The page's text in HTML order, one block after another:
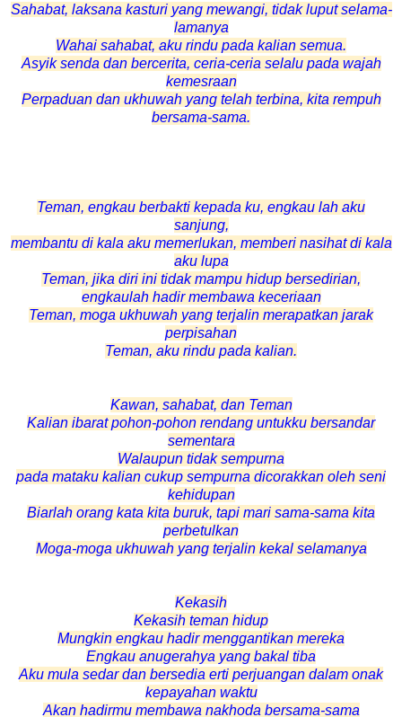
Sahabat, laksana kasturi yang mewangi, tidak luput selama-
lamanya
Wahai sahabat, aku rindu pada kalian semua.
Asyik senda dan bercerita, ceria-ceria selalu pada wajah
kemesraan
Perpaduan dan ukhuwah yang telah terbina, kita rempuh
bersama-sama.
Teman, engkau berbakti kepada ku, engkau lah aku
sanjung,
membantu di kala aku memerlukan, memberi nasihat di kala
aku lupa
Teman, jika diri ini tidak mampu hidup bersedirian,
engkaulah hadir membawa keceriaan
Teman, moga ukhuwah yang terjalin merapatkan jarak
perpisahan
Teman, aku rindu pada kalian.
Kawan, sahabat, dan Teman
Kalian ibarat pohon-pohon rendang untukku bersandar
sementara
Walaupun tidak sempurna
pada mataku kalian cukup sempurna dicorakkan oleh seni
kehidupan
Biarlah orang kata kita buruk, tapi mari sama-sama kita
perbetulkan
Moga-moga ukhuwah yang terjalin kekal selamanya
Kekasih
Kekasih teman hidup
Mungkin engkau hadir menggantikan mereka
Engkau anugerahya yang bakal tiba
Aku mula sedar dan bersedia erti perjuangan dalam onak
kepayahan waktu
Akan hadirmu membawa nakhoda bersama-sama